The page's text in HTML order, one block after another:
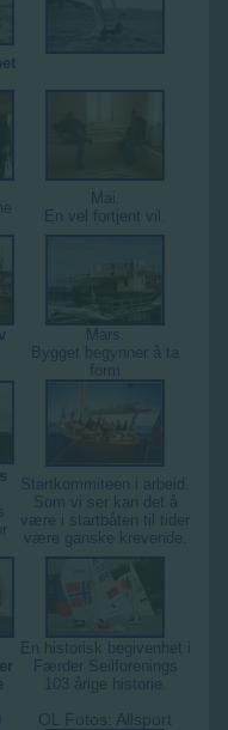
Mai.
En vel fortjent vil.
Mars.
Bygget begynner å ta
form
Startkommiteen i arbeid.
Som vi ser kan det å
være i startbåten til tider
være ganske krevende.
En historisk begivenhet i
Færder Seilforenings
103 årige historie.
OL Fotos: Allsport